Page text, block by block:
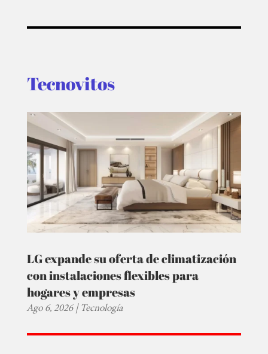
Tecnovitos
LG expande su oferta de climatización
con instalaciones flexibles para
hogares y empresas
Ago 6, 2026|Tecnología